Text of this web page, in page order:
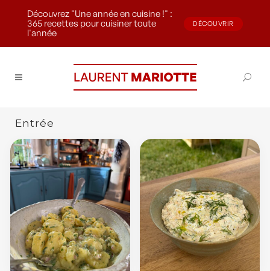
Découvrez "Une année en cuisine !" :
365 recettes pour cuisiner toute
l'année
DÉCOUVRIR
Entrée